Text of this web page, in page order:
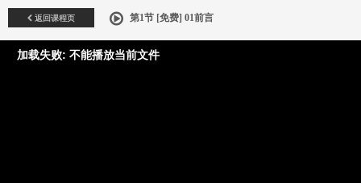
返回课程页 第1节 [免费] 01前言
加载失败: 不能播放当前文件